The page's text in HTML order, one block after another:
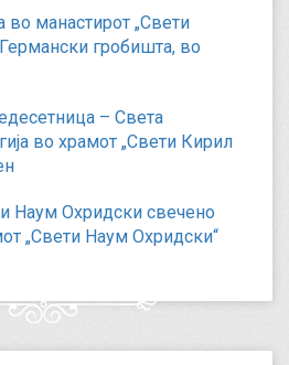
во манастирот „Свети
гробишта, во
– Света
во храмот „Свети Кирил
Наум Охридски свечено
„Свети Наум Охридски“